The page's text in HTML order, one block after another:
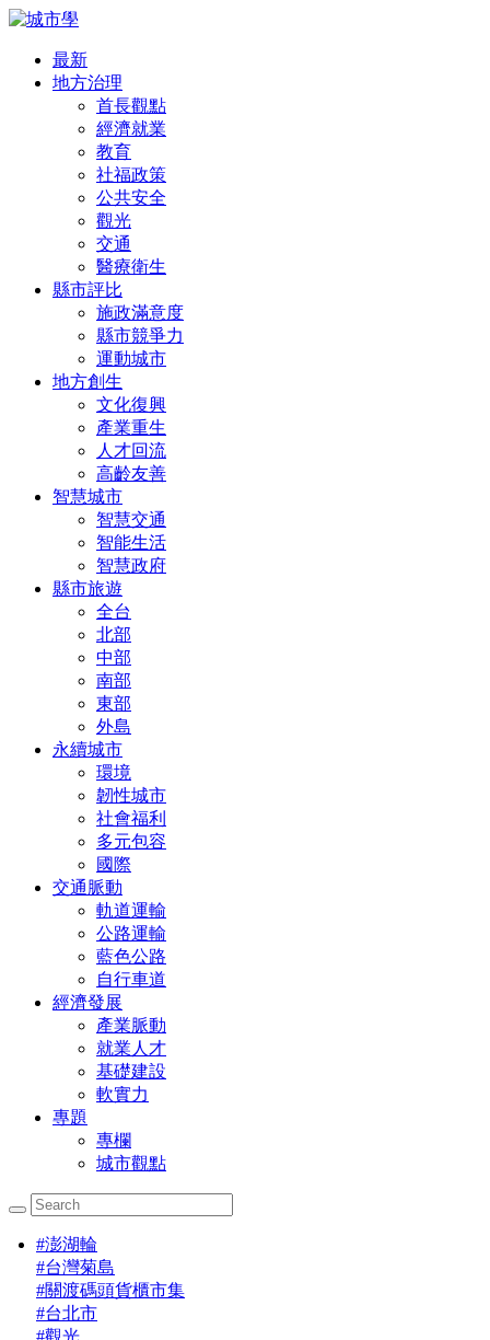
最新
地方治理
首長觀點
經濟就業
教育
社福政策
公共安全
觀光
交通
醫療衛生
縣市評比
施政滿意度
縣市競爭力
運動城市
地方創生
文化復興
產業重生
人才回流
高齡友善
智慧城市
智慧交通
智能生活
智慧政府
縣市旅遊
全台
北部
中部
南部
東部
外島
永續城市
環境
韌性城市
社會福利
多元包容
國際
交通脈動
軌道運輸
公路運輸
藍色公路
自行車道
經濟發展
產業脈動
就業人才
基礎建設
軟實力
專題
專欄
城市觀點
#澎湖輪
#台灣菊島
#關渡碼頭貨櫃市集
#台北市
#觀光